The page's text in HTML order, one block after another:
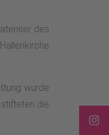
des
wurde
die